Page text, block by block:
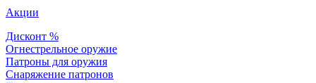
Акции
Дисконт %
Огнестрельное оружие
Патроны для оружия
Снаряжение патронов